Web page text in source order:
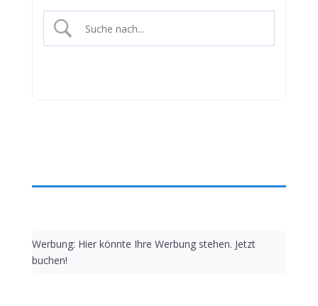
Werbung: Hier könnte Ihre Werbung stehen. Jetzt
buchen!